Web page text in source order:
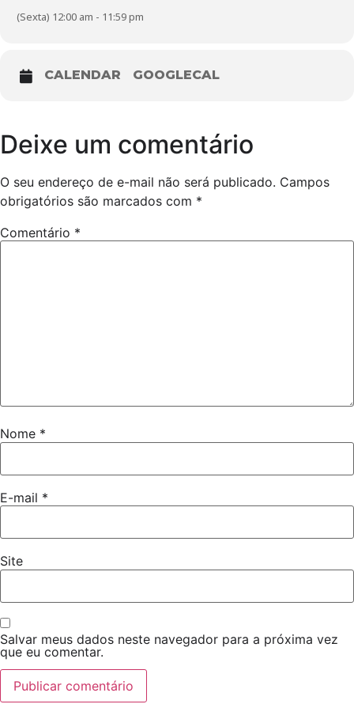
(Sexta) 12:00 am - 11:59 pm
CALENDAR GOOGLECAL
Deixe um comentário
O seu endereço de e-mail não será publicado. Campos
obrigatórios são marcados com *
Comentário *
Nome *
E-mail *
Site
Salvar meus dados neste navegador para a próxima vez
que eu comentar.